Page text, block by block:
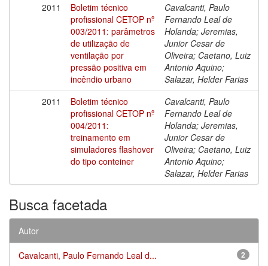
2011
Boletim técnico
profissional CETOP nº
003/2011: parâmetros
de utilização de
ventilação por
pressão positiva em
incêndio urbano
Cavalcanti, Paulo
Fernando Leal de
Holanda; Jeremias,
Junior Cesar de
Oliveira; Caetano, Luiz
Antonio Aquino;
Salazar, Helder Farias
2011
Boletim técnico
profissional CETOP nº
004/2011:
treinamento em
simuladores flashover
do tipo conteiner
Cavalcanti, Paulo
Fernando Leal de
Holanda; Jeremias,
Junior Cesar de
Oliveira; Caetano, Luiz
Antonio Aquino;
Salazar, Helder Farias
Busca facetada
Autor
2
Cavalcanti, Paulo Fernando Leal d...